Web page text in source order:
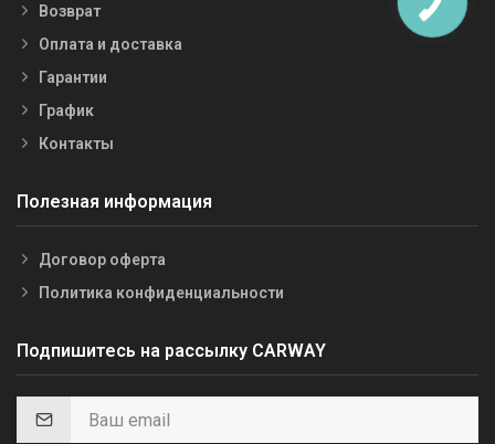
Возврат
Оплата и доставка
Гарантии
График
Контакты
Полезная информация
Договор оферта
Политика конфиденциальности
Подпишитесь на рассылку CARWAY